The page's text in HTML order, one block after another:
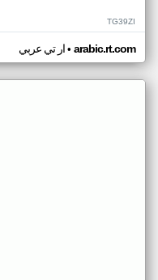
TG39ZI
ار تي عربي• arabic.rt.com